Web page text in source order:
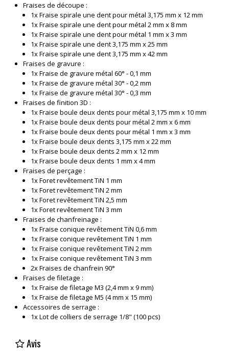
Fraises de découpe :
1x Fraise spirale une dent pour métal 3,175 mm x 12 mm
1x Fraise spirale une dent pour métal 2 mm x 8 mm
1x Fraise spirale une dent pour métal 1 mm x 3 mm
1x Fraise spirale une dent 3,175 mm x 25 mm
1x Fraise spirale une dent 3,175 mm x 42 mm
Fraises de gravure :
1x Fraise de gravure métal 60° - 0,1 mm
1x Fraise de gravure métal 30° - 0,2 mm
1x Fraise de gravure métal 30° - 0,3 mm
Fraises de finition 3D :
1x Fraise boule deux dents pour métal 3,175 mm x 10 mm
1x Fraise boule deux dents pour métal 2 mm x 6 mm
1x Fraise boule deux dents pour métal 1 mm x 3 mm
1x Fraise boule deux dents 3,175 mm x 22 mm
1x Fraise boule deux dents 2 mm x 12 mm
1x Fraise boule deux dents 1 mm x 4 mm
Fraises de perçage :
1x Foret revêtement TiN 1 mm
1x Foret revêtement TiN 2 mm
1x Foret revêtement TiN 2,5 mm
1x Foret revêtement TiN 3 mm
Fraises de chanfreinage :
1x Fraise conique revêtement TiN 0,6 mm
1x Fraise conique revêtement TiN 1 mm
1x Fraise conique revêtement TiN 2 mm
1x Fraise conique revêtement TiN 3 mm
2x Fraises de chanfrein 90°
Fraises de filetage :
1x Fraise de filetage M3 (2,4 mm x 9 mm)
1x Fraise de filetage M5 (4 mm x 15 mm)
Accessoires de serrage :
1x Lot de colliers de serrage 1/8" (100 pcs)
Avis